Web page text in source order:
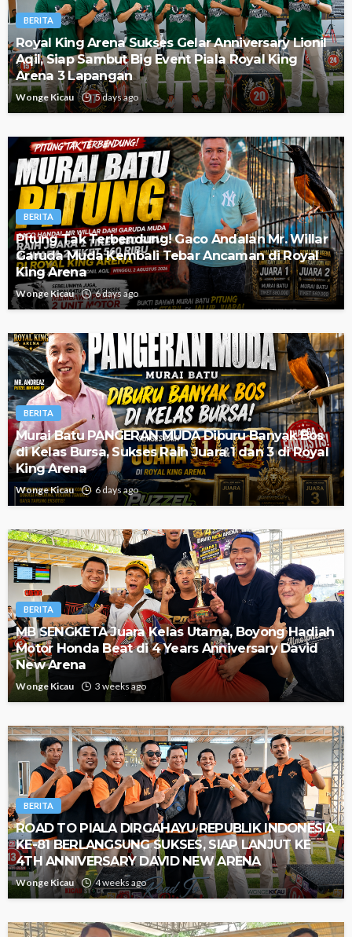
BERITA
Royal King Arena Sukses Gelar Anniversary Lionil
Aqil, Siap Sambut Big Event Piala Royal King
Arena 3 Lapangan
Wonge Kicau 5 days ago
BERITA
Pitung Tak Terbendung! Gaco Andalan Mr. Willar
Garuda Muda Kembali Tebar Ancaman di Royal
King Arena
Wonge Kicau 6 days ago
BERITA
Murai Batu PANGERAN MUDA Diburu Banyak Bos
di Kelas Bursa, Sukses Raih Juara 1 dan 3 di Royal
King Arena
Wonge Kicau 6 days ago
BERITA
MB SENGKETA Juara Kelas Utama, Boyong Hadiah
Motor Honda Beat di 4 Years Anniversary David
New Arena
Wonge Kicau 3 weeks ago
BERITA
ROAD TO PIALA DIRGAHAYU REPUBLIK INDONESIA
KE-81 BERLANGSUNG SUKSES, SIAP LANJUT KE
4TH ANNIVERSARY DAVID NEW ARENA
Wonge Kicau 4 weeks ago